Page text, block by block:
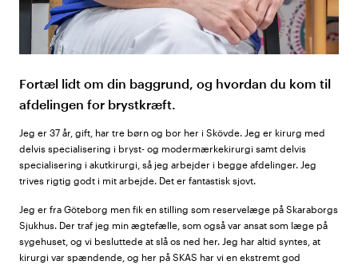
Fortæl lidt om din baggrund, og hvordan du kom til
afdelingen for brystkræft.
Jeg er 37 år, gift, har tre børn og bor her i Skövde. Jeg er kirurg med
delvis specialisering i bryst- og modermærkekirurgi samt delvis
specialisering i akutkirurgi, så jeg arbejder i begge afdelinger. Jeg
trives rigtig godt i mit arbejde. Det er fantastisk sjovt.
Jeg er fra Göteborg men fik en stilling som reservelæge på Skaraborgs
Sjukhus. Der traf jeg min ægtefælle, som også var ansat som læge på
sygehuset, og vi besluttede at slå os ned her. Jeg har altid syntes, at
kirurgi var spændende, og her på SKAS har vi en ekstremt god